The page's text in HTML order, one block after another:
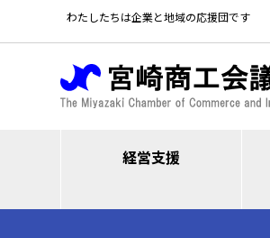
わたしたちは企業と地域の応援団です
経営支援